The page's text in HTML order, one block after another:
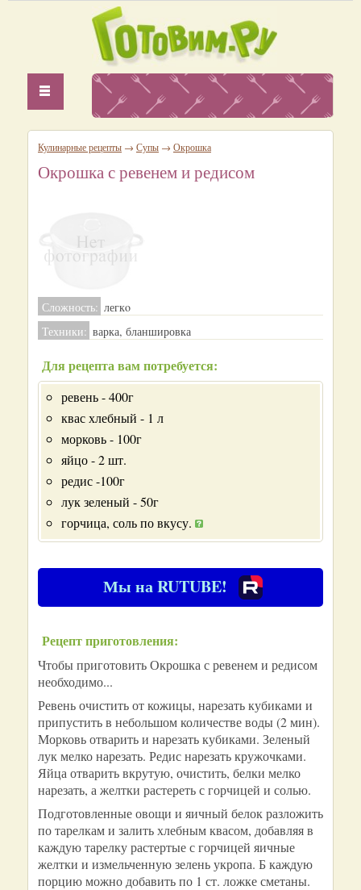
Кулинарные рецепты → Супы → Окрошка
Окрошка с ревенем и редисом
Сложность: легкo
Техники: варка, бланшировка
Для рецепта вам потребуется:
ревень - 400г
квас хлебный - 1 л
морковь - 100г
яйцо - 2 шт.
редис -100г
лук зеленый - 50г
горчица, соль по вкусу.
Мы на RUTUBE!
Рецепт приготовления:
Чтобы приготовить Окрошка с ревенем и редисом
необходимо...
Ревень очистить от кожицы, нарезать кубиками и
припустить в небольшом количестве воды (2 мин).
Морковь отварить и нарезать кубиками. Зеленый
лук мелко нарезать. Редис нарезать кружочками.
Яйца отварить вкрутую, очистить, белки мелко
нарезать, а желтки растереть с горчицей и солью.
Подготовленные овощи и яичный белок разложить
по тарелкам и залить хлебным квасом, добавляя в
каждую тарелку растертые с горчицей яичные
желтки и измельченную зелень укропа. Б каждую
порцию можно добавить по 1 ст. ложке сметаны.